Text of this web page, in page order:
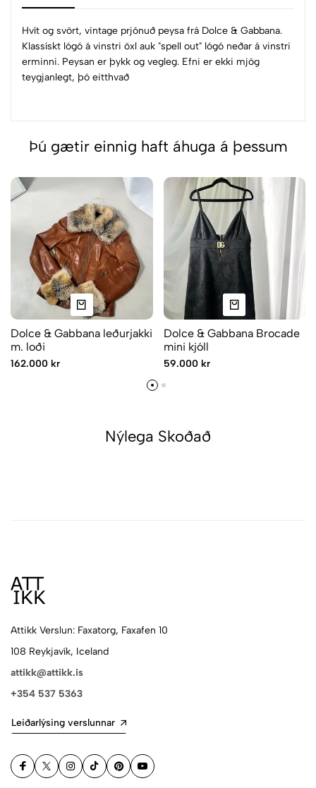
Hvít og svört, vintage prjónuð peysa frá Dolce & Gabbana.
Klassískt lógó á vinstri öxl auk "spell out" lógó neðar á vinstri
erminni. Peysan er þykk og vegleg. Efni er ekki mjög
teygjanlegt, þó eitthvað
Þú gætir einnig haft áhuga á þessum
Dolce & Gabbana leðurjakki
m. loði
162.000 kr
Dolce & Gabbana Brocade
mini kjóll
59.000 kr
Nýlega Skoðað
Attikk Verslun: Faxatorg, Faxafen 10
108 Reykjavík, Iceland
attikk@attikk.is
+354 537 5363
Leiðarlýsing verslunnar